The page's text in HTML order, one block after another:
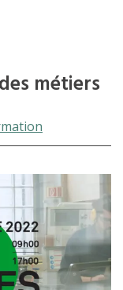
métiers